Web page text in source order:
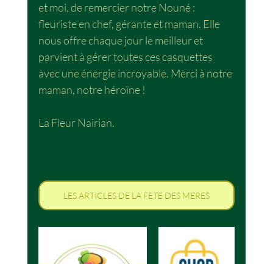
et moi, de remercier notre Nouné :
fleuriste en chef, gérante et maman. Elle
nous offre chaque jour le meilleur et
parvient à gérer toutes ces casquettes
avec une énergie incroyable. Merci à notre
maman, notre héroïne !
La Fleur Nairian.
LES ARTICLES DE LA FETE DES MERES